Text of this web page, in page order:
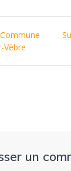
Article
précédent
Commune
Vèbre
un